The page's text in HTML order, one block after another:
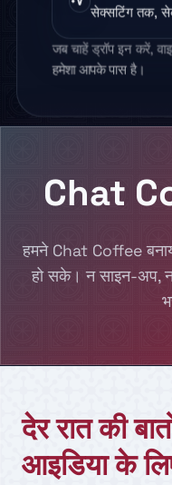
सेक्सटिंग तक,
जब चाहें ड्रॉप इन करें,
हमेशा आपके पास है।
Chat
हमने Chat Coffee
हो सके। न साइन-अप,
देर रात की
आइडिया के